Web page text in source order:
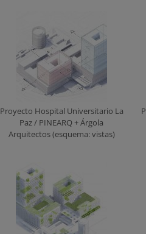
Proyecto Hospital Universitario La
Paz / PINEARQ + Árgola
Arquitectos (esquema: vistas)